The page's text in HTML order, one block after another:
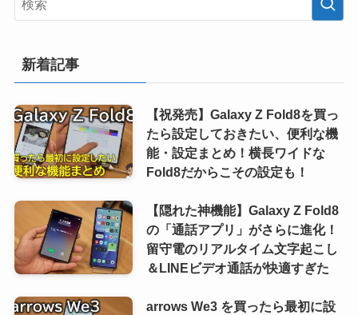
新着記事
【祝発売】Galaxy Z Fold8を買っ
たら設定しておきたい、便利な機
能・設定まとめ！横長ワイドな
Fold8だからこその設定も！
【隠れた神機能】Galaxy Z Fold8
の「通話アプリ」がさらに進化！
留守電のリアルタイム文字起こし
＆LINEビデオ通話が快適すぎた
arrows We3 を買ったら最初に設